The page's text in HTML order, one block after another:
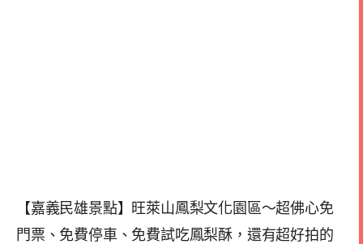
【嘉義民雄景點】旺萊山鳳梨文化園區～超佛心免
門票、免費停車、免費試吃鳳梨酥，還有超好拍的